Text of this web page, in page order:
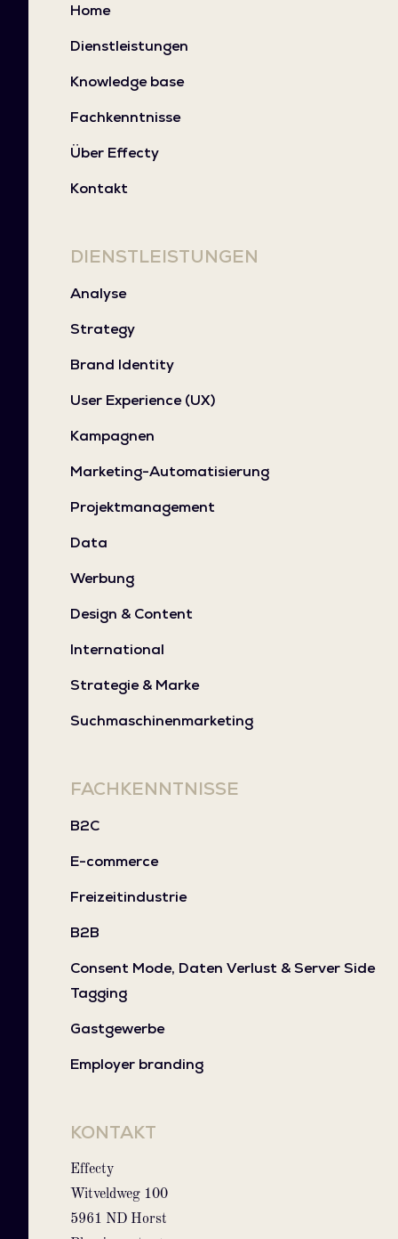
Home
Dienstleistungen
Knowledge base
Fachkenntnisse
Über Effecty
Kontakt
DIENSTLEISTUNGEN
Analyse
Strategy
Brand Identity
User Experience (UX)
Kampagnen
Marketing-Automatisierung
Projektmanagement
Data
Werbung
Design & Content
International
Strategie & Marke
Suchmaschinenmarketing
FACHKENNTNISSE
B2C
E-commerce
Freizeitindustrie
B2B
Consent Mode, Daten Verlust & Server Side
Tagging
Gastgewerbe
Employer branding
KONTAKT
Effecty
Witveldweg 100
5961 ND Horst